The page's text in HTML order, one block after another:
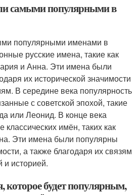
самыми популярными в
популярными именами в
русские имена, такие как
и Анна. Эти имена были
их исторической значимости
В середине века популярность
с советской эпохой, такие
или Леонид. В конце века
классических имён, таких как
Эти имена были популярны
а также благодаря их связям
и историей.
которое будет популярным,